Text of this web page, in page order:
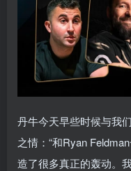
丹牛今天早些时候与我
之情：“和Ryan
造了很多真正的轰动。